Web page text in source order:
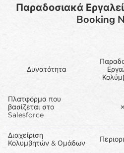
Παραδοσιακά
Booking
Δυνατότητα
Πλατφόρμα που
βασίζεται στο
Salesforce
✗
Διαχείριση
Κολυμβητών & Ομάδων